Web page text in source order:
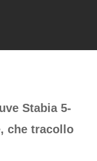
Stabia 5-
che tracollo